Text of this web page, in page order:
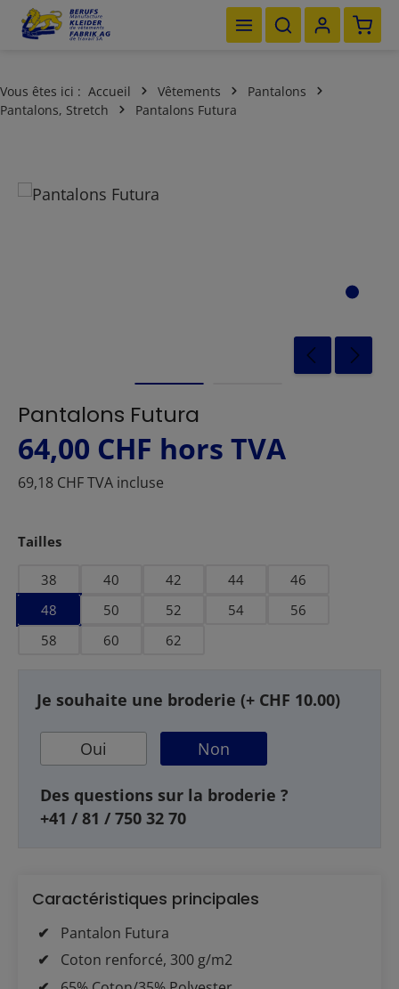
Passer au contenu principal Le
Vous êtes ici : Accueil Vêtements
Pantalons
Pantalons, Stretch
Pantalons Futura
Ignorer la galerie d'images
Pantalons Futura
64,00 CHF hors TVA
69,18 CHF TVA incluse
Sélectionnez
Tailles
38 40 42 44
46
48
50 52 54
56
58
60 62
Je souhaite une broderie (+ CHF 10.00)
Oui Non
Des questions sur la broderie ?
+41 / 81 / 750 32 70
Caractéristiques principales
Pantalon Futura
Coton renforcé, 300 g/m2